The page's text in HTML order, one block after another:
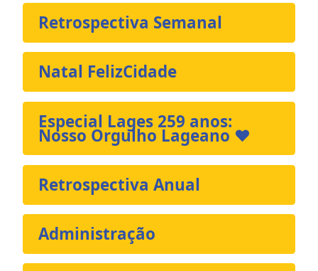
Retrospectiva Semanal
Natal FelizCidade
Especial Lages 259 anos:
Nosso Orgulho Lageano ❤️
Retrospectiva Anual
Administração